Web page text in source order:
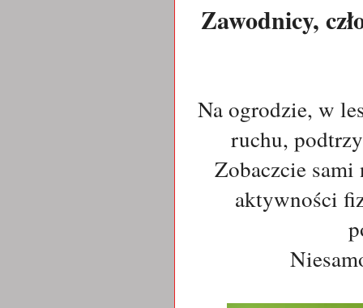
Zawodnicy,
Na ogrodzie, w
ruchu,
Zobaczcie
aktywności